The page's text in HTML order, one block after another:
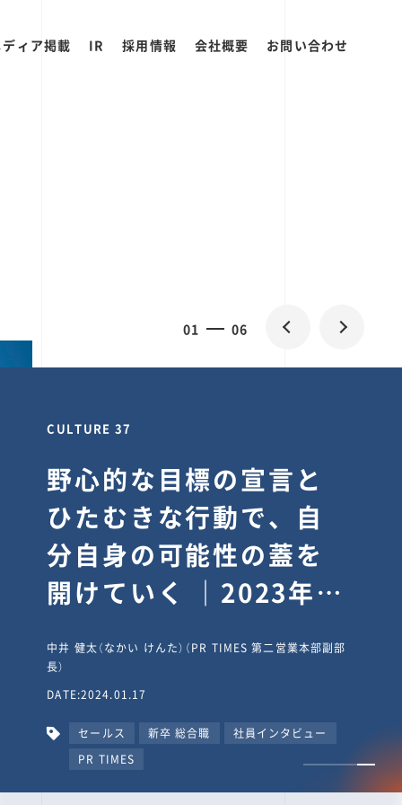
ィア掲載 IR 採用情報 会社概要 お問い合わせ
01 06
CULTURE 37
野心的な目標の宣言と
ひたむきな行動で、自
分自身の可能性の蓋を
開けていく ｜2023年度
タビュー #PR
TIMESな人たち
中井 健太（なかい けんた）（PR TIMES 第二営業本部副部
長）
DATE:2024.01.17
セールス 新卒 総合職
社員インタビュー
PR TIMES